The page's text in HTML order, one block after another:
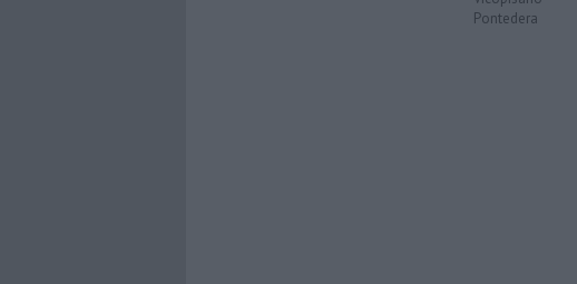
Pontedera